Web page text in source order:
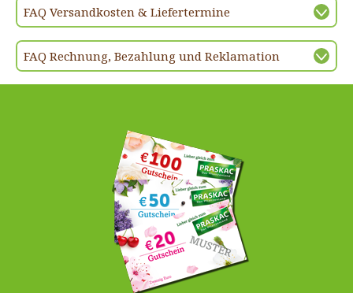
FAQ Versandkosten & Liefertermine
FAQ Rechnung, Bezahlung und Reklamation